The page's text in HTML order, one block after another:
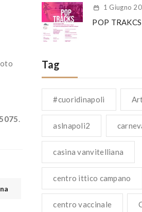
.
1 Giugno
POP TRAKCS
Tag
#cuoridinapoli
aslnapoli2
casina vanvitelliana
centro ittico campano
centro vaccinale